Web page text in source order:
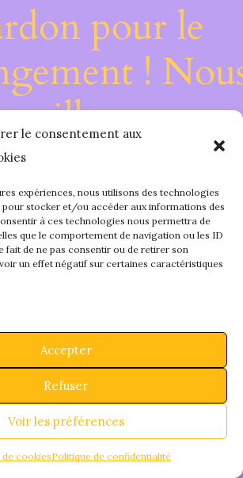
le consentement aux
expériences, nous utilisons des technologies
pour stocker et/ou accéder aux informations des
à ces technologies nous permettra de
que le comportement de navigation ou les ID
fait de ne pas consentir ou de retirer son
un effet négatif sur certaines caractéristiques
Accepter
Refuser
Voir les préférences
cookiesPolitique de confidentialité
pour le
!
sur
chose de
–
bientôt !